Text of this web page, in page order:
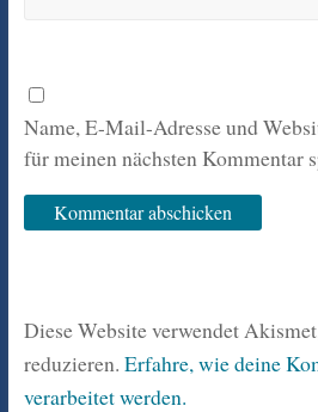
Name, E-Mail-Adresse und
für meinen nächsten Kommentar
Diese Website verwendet
reduzieren. Erfahre, wie deine
verarbeitet werden.